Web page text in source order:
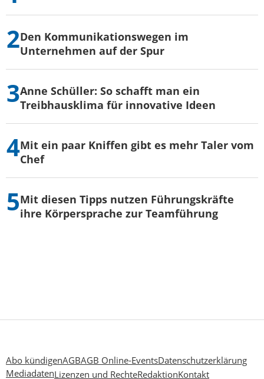
Den Kommunikationswegen im
Unternehmen auf der Spur
Anne Schüller: So schafft man ein
Treibhausklima für innovative Ideen
Mit ein paar Kniffen gibt es mehr Taler vom
Chef
Mit diesen Tipps nutzen Führungskräfte
ihre Körpersprache zur Teamführung
Abo kündigenAGBAGB Online-EventsDatenschutzerklärung
MediadatenLizenzen und RechteRedaktionKontakt